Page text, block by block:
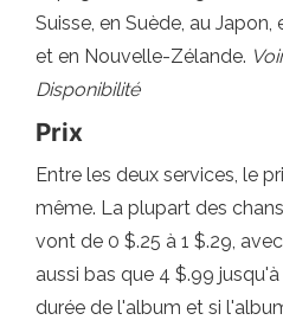
Suisse, en Suède, au
et en Nouvelle-Zélande.
Disponibilité
Prix
Entre les deux services, le
même. La plupart des
vont de 0 $.25 à 1 $.29,
aussi bas que 4 $.99
durée de l'album et si